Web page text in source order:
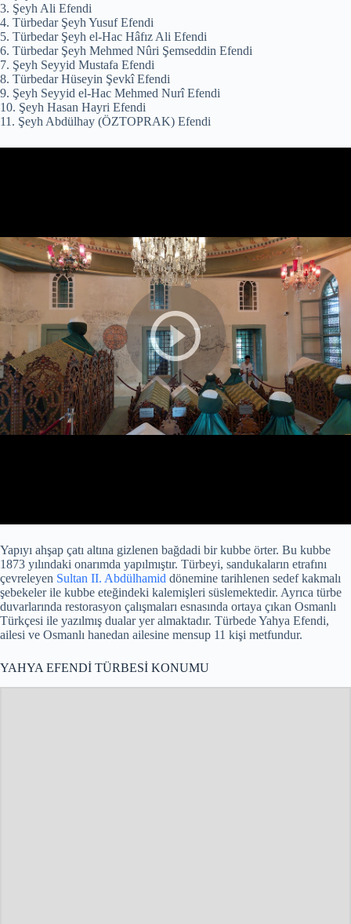
3. Şeyh Ali Efendi
4. Türbedar Şeyh Yusuf Efendi
5. Türbedar Şeyh el-Hac Hâfız Ali Efendi
6. Türbedar Şeyh Mehmed Nûri Şemseddin Efendi
7. Şeyh Seyyid Mustafa Efendi
8. Türbedar Hüseyin Şevkî Efendi
9. Şeyh Seyyid el-Hac Mehmed Nurî Efendi
10. Şeyh Hasan Hayri Efendi
11. Şeyh Abdülhay (ÖZTOPRAK) Efendi
Yapıyı ahşap çatı altına gizlenen bağdadi bir kubbe örter. Bu kubbe
1873 yılındaki onarımda yapılmıştır. Türbeyi, sandukaların etrafını
çevreleyen Sultan II. Abdülhamid dönemine tarihlenen sedef kakmalı
şebekeler ile kubbe eteğindeki kalemişleri süslemektedir. Ayrıca türbe
duvarlarında restorasyon çalışmaları esnasında ortaya çıkan Osmanlı
Türkçesi ile yazılmış dualar yer almaktadır. Türbede Yahya Efendi,
ailesi ve Osmanlı hanedan ailesine mensup 11 kişi metfundur.
YAHYA EFENDİ TÜRBESİ KONUMU